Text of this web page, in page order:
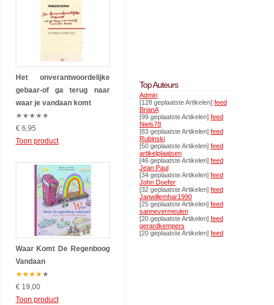
Het onverantwoordelijke
gebaar-of ga terug naar
waar je vandaan komt
★★★★★
€ 6,95
Toon product
Waar Komt De Regenboog
Vandaan
★★★★★
€ 19,00
Toon product
Top Auteurs
Admin
[128 geplaatste Artikelen] feed
BrianA
[99 geplaatste Artikelen] feed
Niels78
[83 geplaatste Artikelen] feed
Rubinski
[50 geplaatste Artikelen] feed
artikelplaatsen
[46 geplaatste Artikelen] feed
Jean Paul
[34 geplaatste Artikelen] feed
John Doefer
[32 geplaatste Artikelen] feed
Janwillemhar1990
[25 geplaatste Artikelen] feed
sannevermeulen
[20 geplaatste Artikelen] feed
gerardkempers
[20 geplaatste Artikelen] feed